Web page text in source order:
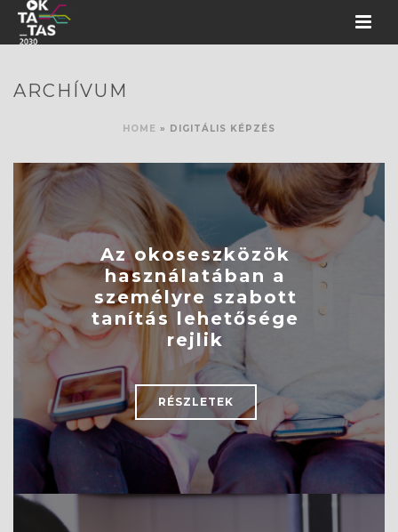
ARCHÍVUM
HOME » DIGITÁLIS KÉPZÉS
Az okoseszközök
használatában a
személyre szabott
tanítás lehetősége
rejlik
RÉSZLETEK